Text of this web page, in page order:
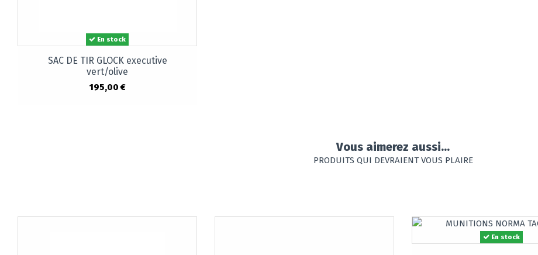
En stock
SAC DE TIR GLOCK executive
vert/olive
195,00 €
Vous aimerez aussi...
PRODUITS QUI DEVRAIENT VOUS PLAIRE
En stock